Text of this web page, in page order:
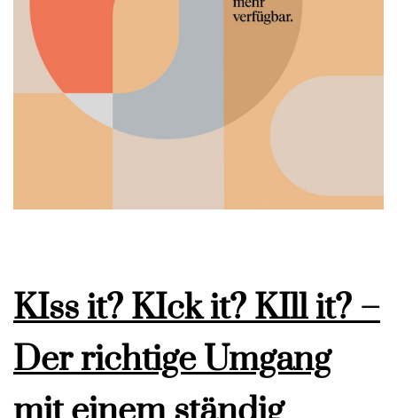
KIss it? KIck it? KIll it? –
Der richtige Umgang